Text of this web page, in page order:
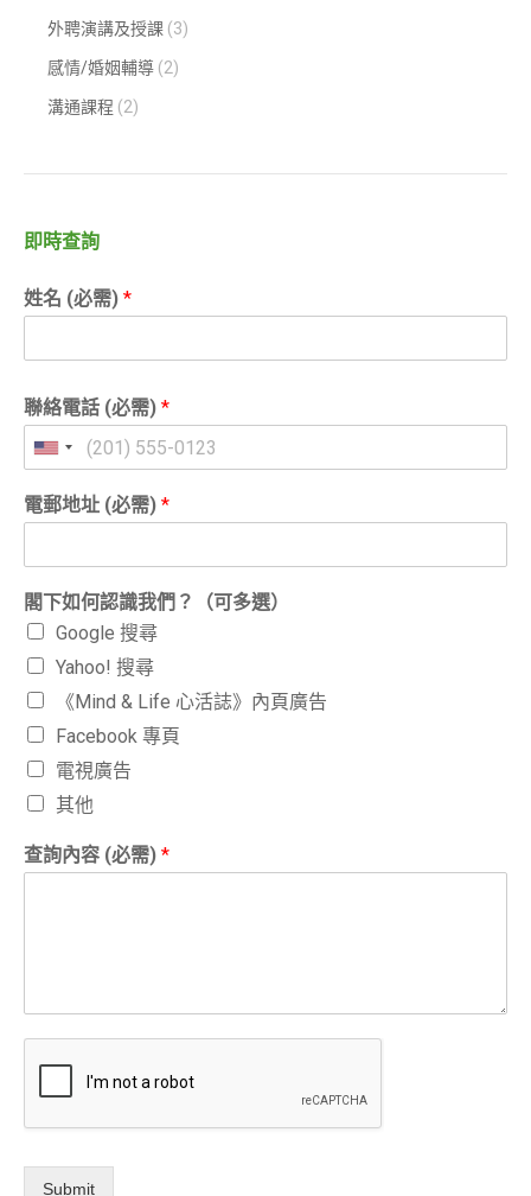
外聘演講及授課 (3)
感情/婚姻輔導 (2)
溝通課程 (2)
即時查詢
姓名 (必需) *
聯絡電話 (必需) *
電郵地址 (必需) *
閣下如何認識我們？（可多選）
Google 搜尋
Yahoo! 搜尋
《Mind & Life 心活誌》內頁廣告
Facebook 專頁
電視廣告
其他
查詢內容 (必需) *
Submit